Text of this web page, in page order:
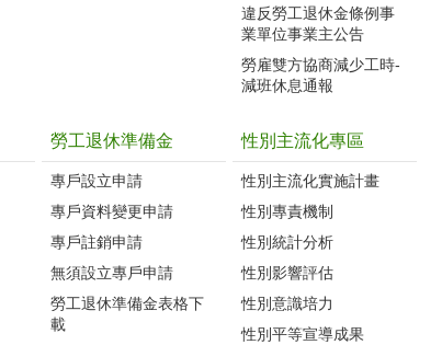
違反勞工退休金條例事
業單位事業主公告
勞雇雙方協商減少工時-
減班休息通報
勞工退休準備金
專戶設立申請
專戶資料變更申請
專戶註銷申請
無須設立專戶申請
勞工退休準備金表格下
載
性別主流化專區
性別主流化實施計畫
性別專責機制
性別統計分析
性別影響評估
性別意識培力
性別平等宣導成果